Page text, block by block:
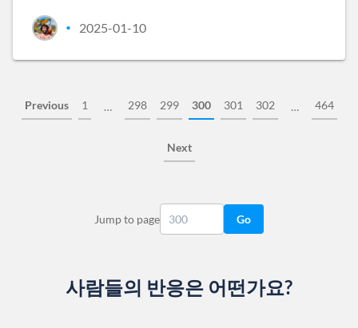
• 2025-01-10
Previous 1 … 298 299 300 301 302 … 464
Next
Jump to page Go
사람들의 반응은 어떤가요?